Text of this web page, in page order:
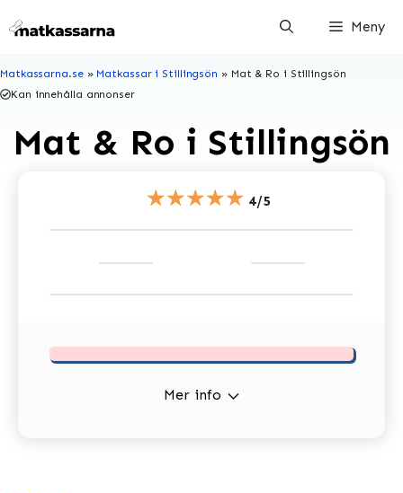
till
Meny
Matkassarna.se» Matkassar i Stillingsön » Mat & Ro i Stillingsön
Kan innehålla annonser
Mat & Ro i Stillingsön
★★★★★ 4/5
Mer info